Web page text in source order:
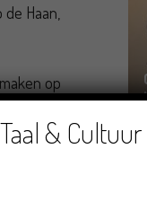
Haan,
op
&